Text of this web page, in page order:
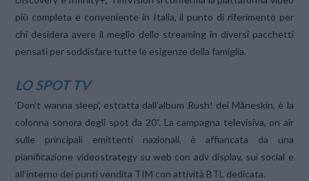
più completa e conveniente in Italia, il punto di riferimento per
chi desidera avere il meglio dello streaming in diversi pacchetti
pensati per soddisfare tutte le esigenze della famiglia.
LO SPOT TV
‘Don’t wanna sleep’, estratta dall’album Rush! dei Måneskin, è la
colonna sonora degli spot da 20”. La campagna televisiva, on air
sulle principali emittenti nazionali, è affiancata da una
pianificazione videostrategy su web con adv display, sui social e
all’interno dei punti vendita TIM con attività BTL dedicata.